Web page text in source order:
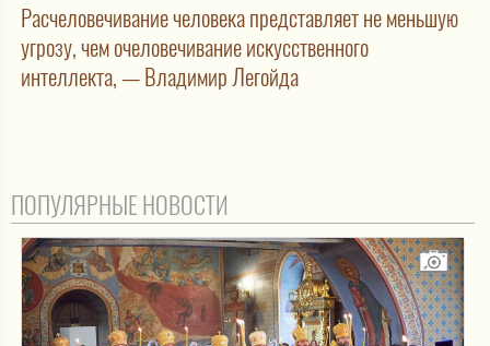
Расчеловечивание человека представляет не меньшую
угрозу, чем очеловечивание искусственного
интеллекта, — Владимир Легойда
ПОПУЛЯРНЫЕ НОВОСТИ